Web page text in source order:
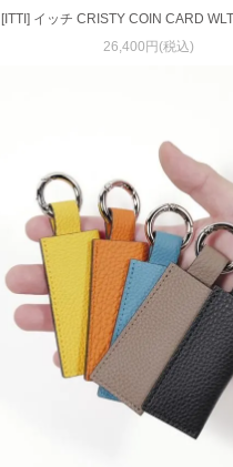
[ITTI] イッチ CRISTY COIN CARD
26,400円(税込)